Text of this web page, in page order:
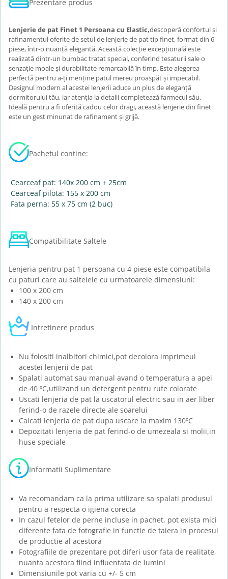
Prezentare produs
Lenjerie de pat Finet 1 Persoana cu Elastic,descoperă confortul și
rafinamentul oferite de setul de lenjerie de pat tip finet, format din 6
piese, într-o nuanță elegantă. Această colecție excepțională este
realizată dintr-un bumbac tratat special, conferind tesaturii sale o
senzație moale și durabilitate remarcabilă în timp. Este alegerea
perfectă pentru a-ți menține patul mereu proaspăt și impecabil.
Designul modern al acestei lenjerii aduce un plus de eleganță
dormitorului tău, iar atenția la detalii completează farmecul său.
Ideală pentru a fi oferită cadou celor dragi, această lenjerie din finet
este un gest minunat de rafinament și grijă.
Pachetul contine:
Cearceaf pat: 140x 200 cm + 25cm
Cearceaf pilota: 155 x 200 cm
Fata perna: 55 x 75 cm (2 buc)
Compatibilitate Saltele
Lenjeria pentru pat 1 persoana cu 4 piese este compatibila
cu paturi care au saltelele cu urmatoarele dimensiuni:
100 x 200 cm
140 x 200 cm
Intretinere produs
Nu folositi inalbitori chimici,pot decolora imprimeul
acestei lenjerii de pat
Spalati automat sau manual avand o temperatura a apei
de 40 ºC,utilizand un detergent pentru rufe colorate
Uscati lenjeria de pat la uscatorul electric sau in aer liber
ferind-o de razele directe ale soarelui
Calcati lenjeria de pat dupa uscare la maxim 130ºC
Depozitati lenjeria de pat ferind-o de umezeala si molii,in
huse speciale
Informatii Suplimentare
Va recomandam ca la prima utilizare sa spalati produsul
pentru a respecta o igiena corecta
In cazul fetelor de perne incluse in pachet, pot exista mici
diferente fata de fotografie in functie de taiera in procesul
de productie al acestora
Fotografiile de prezentare pot diferi usor fata de realitate,
nuanta acestora fiind influentata de lumini
Dimensiunile pot varia cu +/- 5 cm